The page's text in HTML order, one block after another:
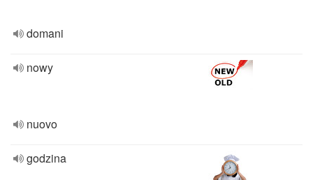
domani
nowy
nuovo
godzina